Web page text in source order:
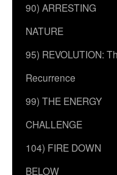
90) ARRESTING
NATURE
95) REVOLUTION:
Recurrence
99) THE ENERGY
CHALLENGE
104) FIRE DOWN
BELOW